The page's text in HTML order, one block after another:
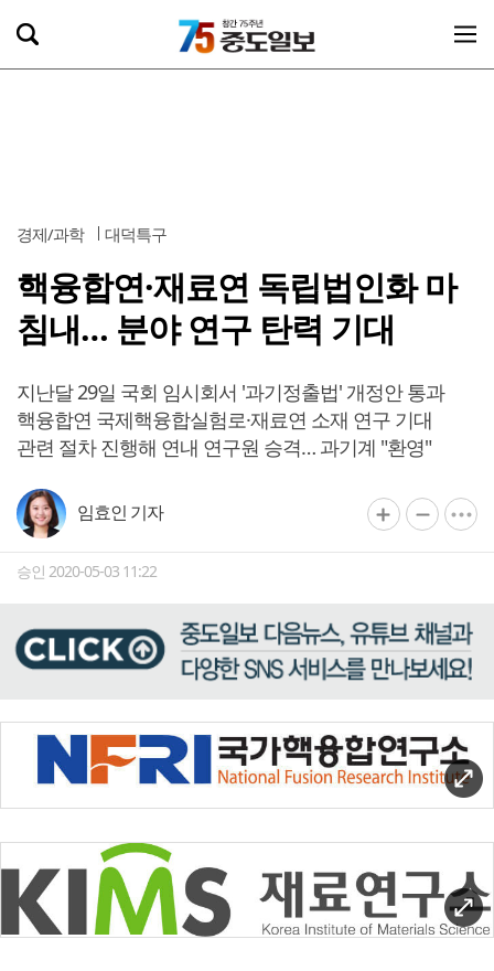
경제/과학 대덕특구
핵융합연·재료연 독립법인화 마
침내… 분야 연구 탄력 기대
지난달 29일 국회 임시회서 '과기정출법' 개정안 통과
핵융합연 국제핵융합실험로·재료연 소재 연구 기대
관련 절차 진행해 연내 연구원 승격… 과기계 "환영"
임효인 기자
승인 2020-05-03 11:22